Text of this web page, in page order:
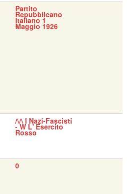
Partito
Repubblicano
Italiano 1
Maggio 1926
/\/\ I Nazi-Fascisti
- W L' Esercito
Rosso
0